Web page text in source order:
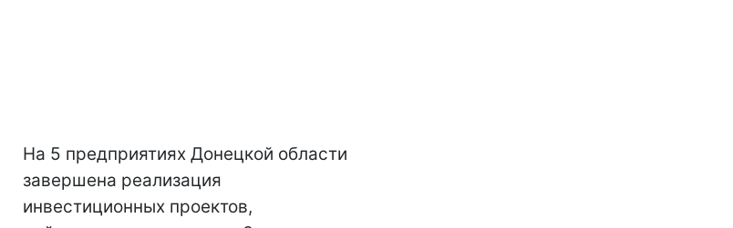
На 5 предприятиях Донецкой области
завершена реализация
инвестиционных проектов,